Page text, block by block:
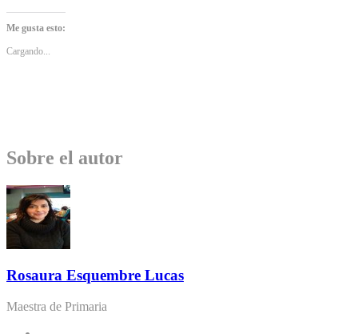
Me gusta esto:
Cargando...
Sobre el autor
Rosaura Esquembre Lucas
Maestra de Primaria